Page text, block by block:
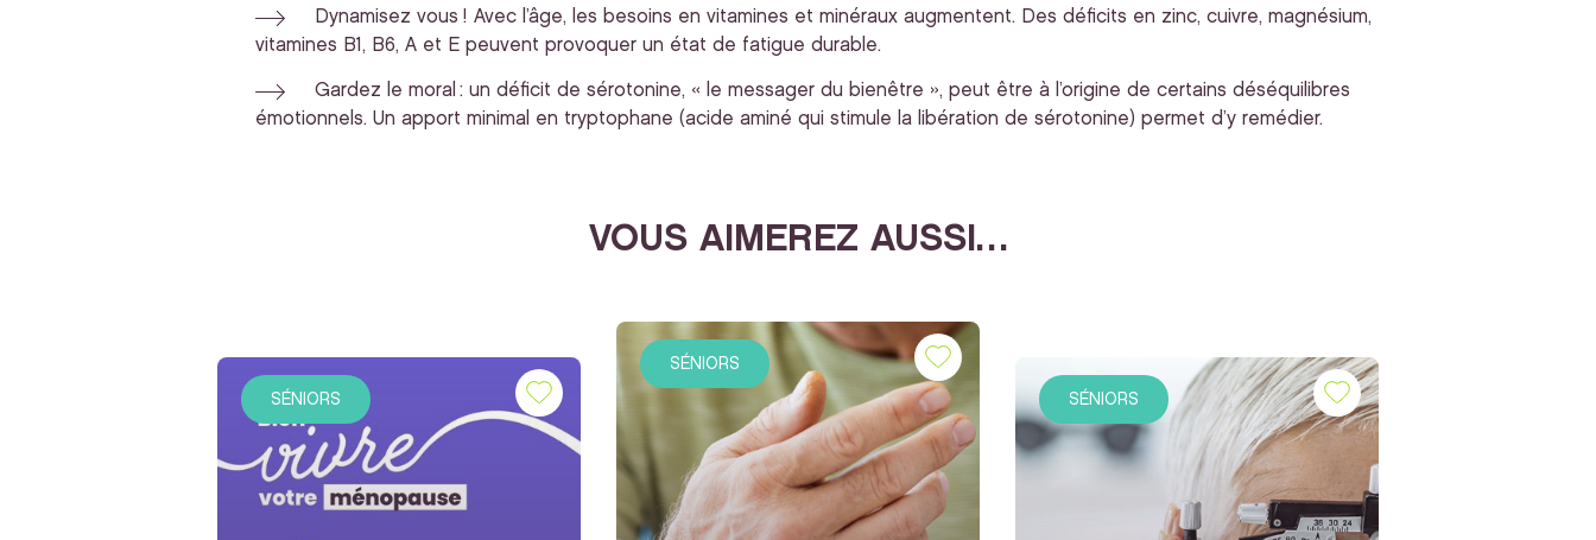
Dynamisez vous ! Avec l’âge, les besoins en vitamines et minéraux augmentent. Des déficits en zinc, cuivre, magnésium,
vitamines B1, B6, A et E peuvent provoquer un état de fatigue durable.
Gardez le moral : un déficit de sérotonine, « le messager du bienêtre », peut être à l’origine de certains déséquilibres
émotionnels. Un apport minimal en tryptophane (acide aminé qui stimule la libération de sérotonine) permet d’y remédier.
VOUS AIMEREZ AUSSI…
SÉNIORS
SÉNIORS
SÉNIORS